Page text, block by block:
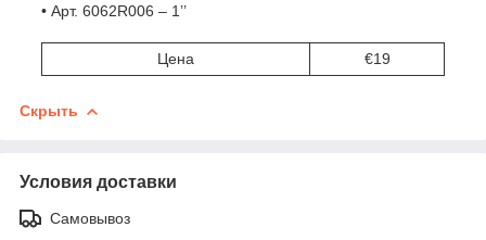
• Арт. 6062R006 – 1’’
Цена €19
Скрыть
Условия доставки
Самовывоз